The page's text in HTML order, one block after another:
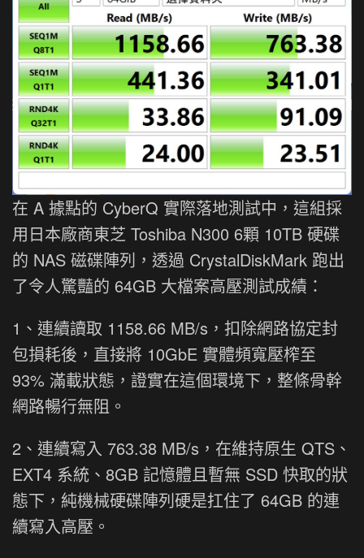
在 A 據點的 CyberQ 實際落地測試中，這組採
用日本廠商東芝 Toshiba N300 6顆 10TB 硬碟
的 NAS 磁碟陣列，透過 CrystalDiskMark 跑出
了令人驚豔的 64GB 大檔案高壓測試成績：
1、連續讀取 1158.66 MB/s，扣除網路協定封
包損耗後，直接將 10GbE 實體頻寬壓榨至
93% 滿載狀態，證實在這個環境下，整條骨幹
網路暢行無阻。
2、連續寫入 763.38 MB/s，在維持原生 QTS、
EXT4 系統、8GB 記憶體且暫無 SSD 快取的狀
態下，純機械硬碟陣列硬是扛住了 64GB 的連
續寫入高壓。